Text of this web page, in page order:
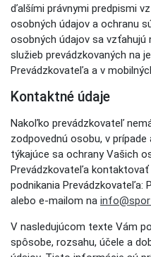
ďalšími právnymi predpismi
osobných údajov a ochranu
osobných údajov sa
služieb prevádzkovaných na
Prevádzkovateľa a v
Kontaktné údaje
Nakoľko prevádzkovateľ
zodpovednú osobu, v
týkajúce sa ochrany Vašich
Prevádzkovateľa
podnikania Prevádzkovateľa:
alebo e-mailom na
V nasledujúcom texte Vám
spôsobe, rozsahu, účele a